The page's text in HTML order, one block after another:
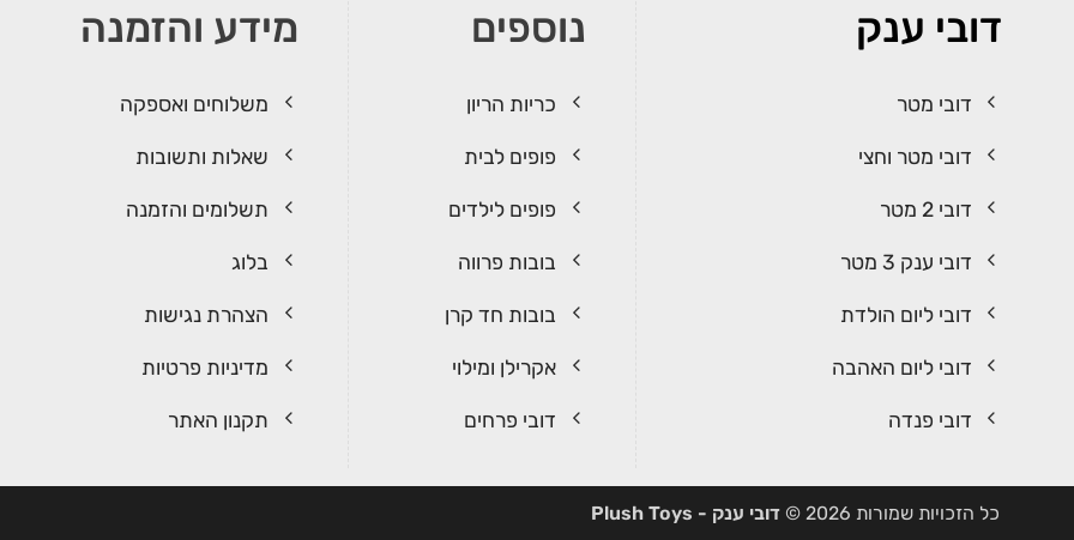
דובי ענק
דובי מטר
דובי מטר וחצי
דובי 2 מטר
דובי ענק 3 מטר
דובי ליום הולדת
דובי ליום האהבה
דובי פנדה
נוספים
כריות הריון
פופים לבית
פופים לילדים
בובות פרווה
בובות חד קרן
אקרילן ומילוי
דובי פרחים
מידע והזמנה
משלוחים ואספקה
שאלות ותשובות
תשלומים והזמנה
בלוג
הצהרת נגישות
מדיניות פרטיות
תקנון האתר
כל הזכויות שמורות 2026 © דובי ענק - Plush Toys